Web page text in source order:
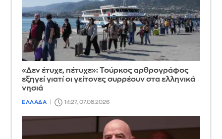
«Δεν έτυχε, πέτυχε»: Τούρκος αρθρογράφος
εξηγεί γιατί οι γείτονες συρρέουν στα ελληνικά
νησιά
ΕΛΛΑΔΑ 14:27, 07.08.2026